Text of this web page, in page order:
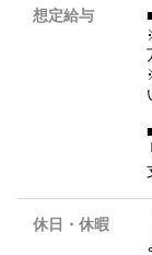
想定給与
休日・休暇